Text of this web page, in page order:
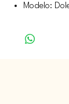
Modelo: